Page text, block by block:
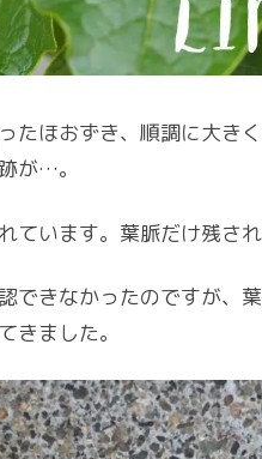
たほおずき、順調に大き
が…。
ています。葉脈だけ残され
できなかったのですが、
きました。